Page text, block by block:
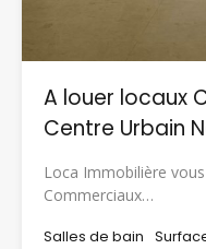
A louer locaux
Centre Urbain
Loca Immobilière
Commerciaux…
Salles de bain